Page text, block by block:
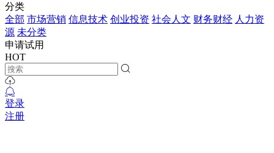
分类
全部 市场营销 信息技术 创业投资 社会人文 财务财经 人力资
源 未分类
申请试用
HOT
登录
注册